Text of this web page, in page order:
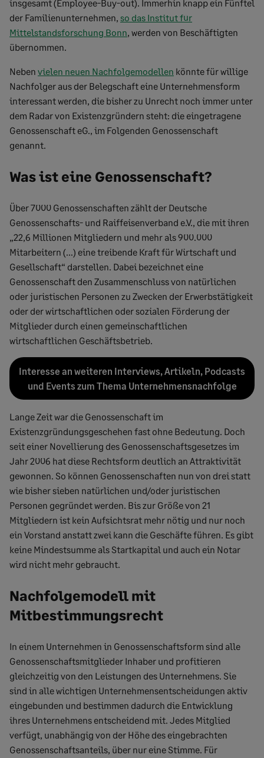
insgesamt (Employee-Buy-out). Immerhin knapp ein Fünftel
der Familienunternehmen, so das Institut für
Mittelstandsforschung Bonn, werden von Beschäftigten
übernommen.
Neben vielen neuen Nachfolgemodellen könnte für willige
Nachfolger aus der Belegschaft eine Unternehmensform
interessant werden, die bisher zu Unrecht noch immer unter
dem Radar von Existenzgründern steht: die eingetragene
Genossenschaft eG., im Folgenden Genossenschaft
genannt.
Was ist eine Genossenschaft?
Über 7000 Genossenschaften zählt der Deutsche
Genossenschafts- und Raiffeisenverband e.V., die mit ihren
„22,6 Millionen Mitgliedern und mehr als 900.000
Mitarbeitern (…) eine treibende Kraft für Wirtschaft und
Gesellschaft“ darstellen. Dabei bezeichnet eine
Genossenschaft den Zusammenschluss von natürlichen
oder juristischen Personen zu Zwecken der Erwerbstätigkeit
oder der wirtschaftlichen oder sozialen Förderung der
Mitglieder durch einen gemeinschaftlichen
wirtschaftlichen Geschäftsbetrieb.
Interesse an weiteren Interviews, Artikeln, Podcasts
und Events zum Thema Unternehmensnachfolge
Lange Zeit war die Genossenschaft im
Existenzgründungsgeschehen fast ohne Bedeutung. Doch
seit einer Novellierung des Genossenschaftsgesetzes im
Jahr 2006 hat diese Rechtsform deutlich an Attraktivität
gewonnen. So können Genossenschaften nun von drei statt
wie bisher sieben natürlichen und/oder juristischen
Personen gegründet werden. Bis zur Größe von 21
Mitgliedern ist kein Aufsichtsrat mehr nötig und nur noch
ein Vorstand anstatt zwei kann die Geschäfte führen. Es gibt
keine Mindestsumme als Startkapital und auch ein Notar
wird nicht mehr gebraucht.
Nachfolgemodell mit
Mitbestimmungsrecht
In einem Unternehmen in Genossenschaftsform sind alle
Genossenschaftsmitglieder Inhaber und profitieren
gleichzeitig von den Leistungen des Unternehmens. Sie
sind in alle wichtigen Unternehmensentscheidungen aktiv
eingebunden und bestimmen dadurch die Entwicklung
ihres Unternehmens entscheidend mit. Jedes Mitglied
verfügt, unabhängig von der Höhe des eingebrachten
Genossenschaftsanteils, über nur eine Stimme. Für